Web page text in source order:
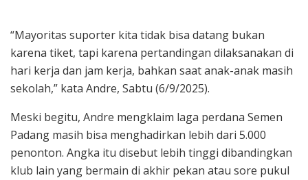
“Mayoritas suporter kita tidak bisa datang bukan
karena tiket, tapi karena pertandingan dilaksanakan di
hari kerja dan jam kerja, bahkan saat anak-anak masih
sekolah,” kata Andre, Sabtu (6/9/2025).
Meski begitu, Andre mengklaim laga perdana Semen
Padang masih bisa menghadirkan lebih dari 5.000
penonton. Angka itu disebut lebih tinggi dibandingkan
klub lain yang bermain di akhir pekan atau sore pukul